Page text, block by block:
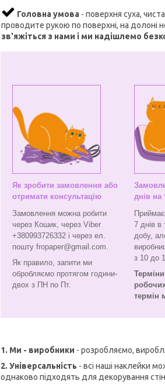
Головна умова - поверхня суха,
проводите рукою по поверхні, на долоні
зв'яжіться з нами і ми надішлемо
Як зробити замовлення або
отримати консультацію
Замовлення можна робити
через Кошик, через Viber
+380993726332 і через ел.
пошту fropaper@gmail.com.
Як правило, запити ми
обробляємо протягом години-
двох з ПН по Пт.
днів на
7 днів в
добу,
з 10 до
термін
1. Ми - виробники - розробляємо,
2. Універсальність - всі наші наклейки
однаково підходять для декорування